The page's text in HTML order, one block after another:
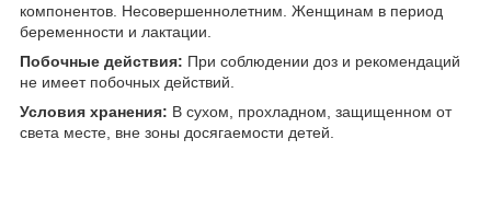
компонентов. Несовершеннолетним. Женщинам в период
беременности и лактации.
Побочные действия: При соблюдении доз и рекомендаций
не имеет побочных действий.
Условия хранения: В сухом, прохладном, защищенном от
света месте, вне зоны досягаемости детей.